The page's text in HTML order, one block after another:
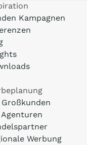
Kampagnen
Großkunden
Agenturen
Werbung